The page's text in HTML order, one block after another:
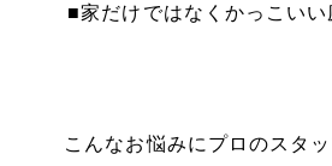
■家だけではなくかっこいい
こんなお悩みにプロのスタ